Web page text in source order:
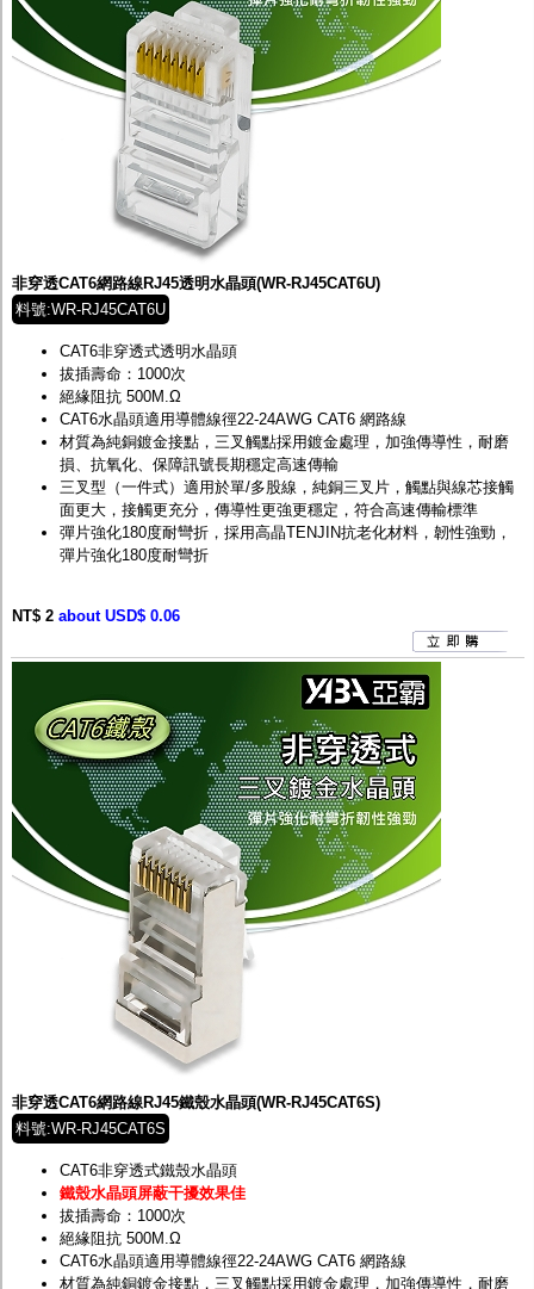
非穿透CAT6網路線RJ45透明水晶頭(WR-RJ45CAT6U)
料號:WR-RJ45CAT6U
CAT6非穿透式透明水晶頭
拔插壽命：1000次
絕緣阻抗 500M.Ω
CAT6水晶頭適用導體線徑22-24AWG CAT6 網路線
材質為純銅鍍金接點，三叉觸點採用鍍金處理，加強傳導性，耐磨
損、抗氧化、保障訊號長期穩定高速傳輸
三叉型（一件式）適用於單/多股線，純銅三叉片，觸點與線芯接觸
面更大，接觸更充分，傳導性更強更穩定，符合高速傳輸標準
彈片強化180度耐彎折，採用高晶TENJIN抗老化材料，韌性強勁，
彈片強化180度耐彎折
NT$ 2 about USD$ 0.06
非穿透CAT6網路線RJ45鐵殼水晶頭(WR-RJ45CAT6S)
料號:WR-RJ45CAT6S
CAT6非穿透式鐵殼水晶頭
鐵殼水晶頭屏蔽干擾效果佳
拔插壽命：1000次
絕緣阻抗 500M.Ω
CAT6水晶頭適用導體線徑22-24AWG CAT6 網路線
材質為純銅鍍金接點，三叉觸點採用鍍金處理，加強傳導性，耐磨